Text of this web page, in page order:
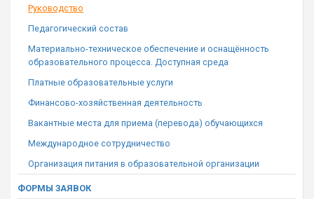
Руководство
Педагогический состав
Материально-техническое обеспечение и оснащённость
образовательного процесса. Доступная среда
Платные образовательные услуги
Финансово-хозяйственная деятельность
Вакантные места для приема (перевода) обучающихся
Международное сотрудничество
Организация питания в образовательной организации
ФОРМЫ ЗАЯВОК